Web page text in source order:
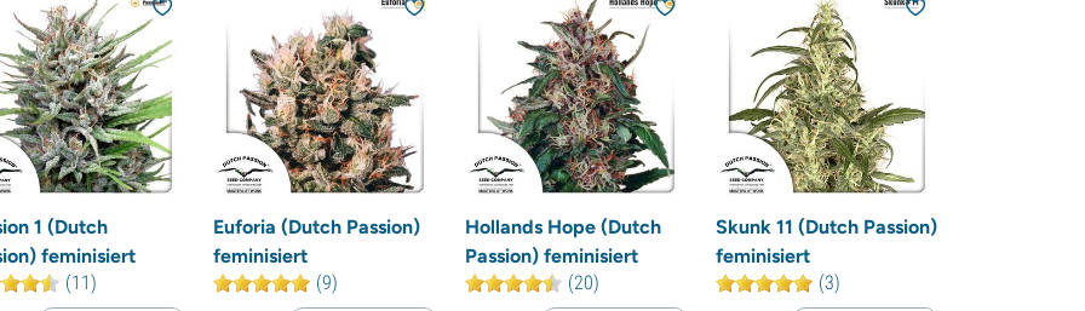
1 (Dutch
feminisiert
(11)
Euforia (Dutch Passion)
feminisiert
(9)
Hollands Hope (Dutch
Passion) feminisiert
(20)
Skunk 11 (Dutch Passion)
feminisiert
(3)